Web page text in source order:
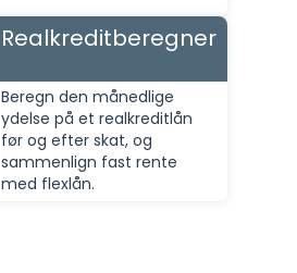
Realkreditberegner
Beregn den månedlige
ydelse på et realkreditlån
før og efter skat, og
sammenlign fast rente
med flexlån.